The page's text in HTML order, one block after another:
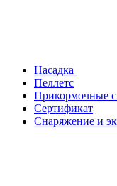
Насадка
Пеллетс
Прикормочные
Сертификат
Снаряжение и